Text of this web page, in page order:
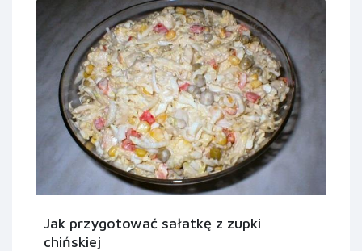
Jak przygotować sałatkę z zupki
chińskiej